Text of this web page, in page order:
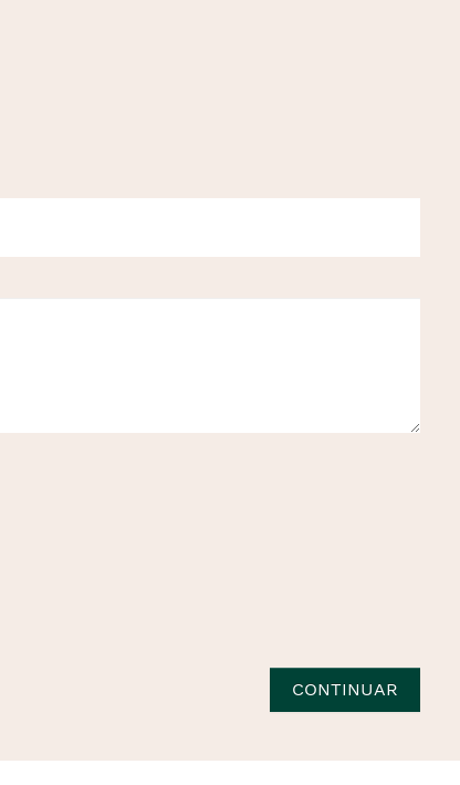
CONTINUAR